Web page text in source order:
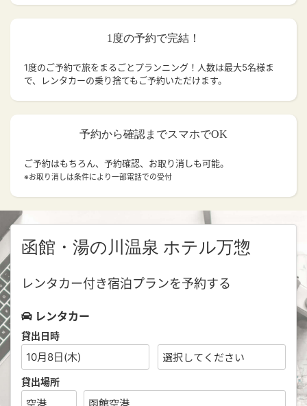
1度の予約で完結！
1度のご予約で旅をまるごとプランニング！人数は最大5名様ま
で、レンタカーの乗り捨てもご予約いただけます。
予約から確認までスマホでOK
ご予約はもちろん、予約確認、お取り消しも可能。
※お取り消しは条件により一部電話での受付
函館・湯の川温泉 ホテル万惣
レンタカー付き宿泊プランを予約する
レンタカー
貸出日時
10月8日(木)
貸出場所